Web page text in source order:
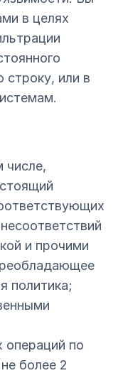
в целях
строку, или в
числе,
и прочими
политика;
операций по
более 2